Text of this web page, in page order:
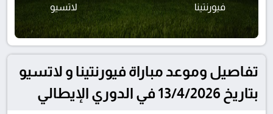
فيورنتينا لاتسيو
تفاصيل وموعد مباراة فيورنتينا و لاتسيو
بتاريخ 13/4/2026 في الدوري الإيطالي